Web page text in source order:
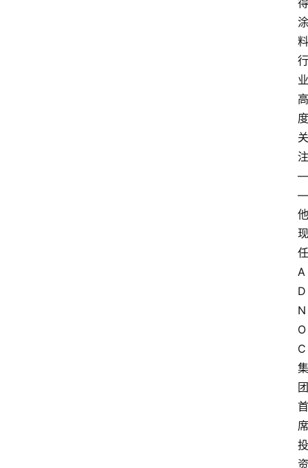
得
涂
料
行
业
高
度
关
注
—
—
他
现
任
A
D
N
O
C
集
团
首
席
投
资